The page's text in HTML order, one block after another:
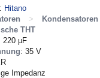
: Hitano
>
Kondensatoren
THT
220 µF
: 35 V
Impedanz